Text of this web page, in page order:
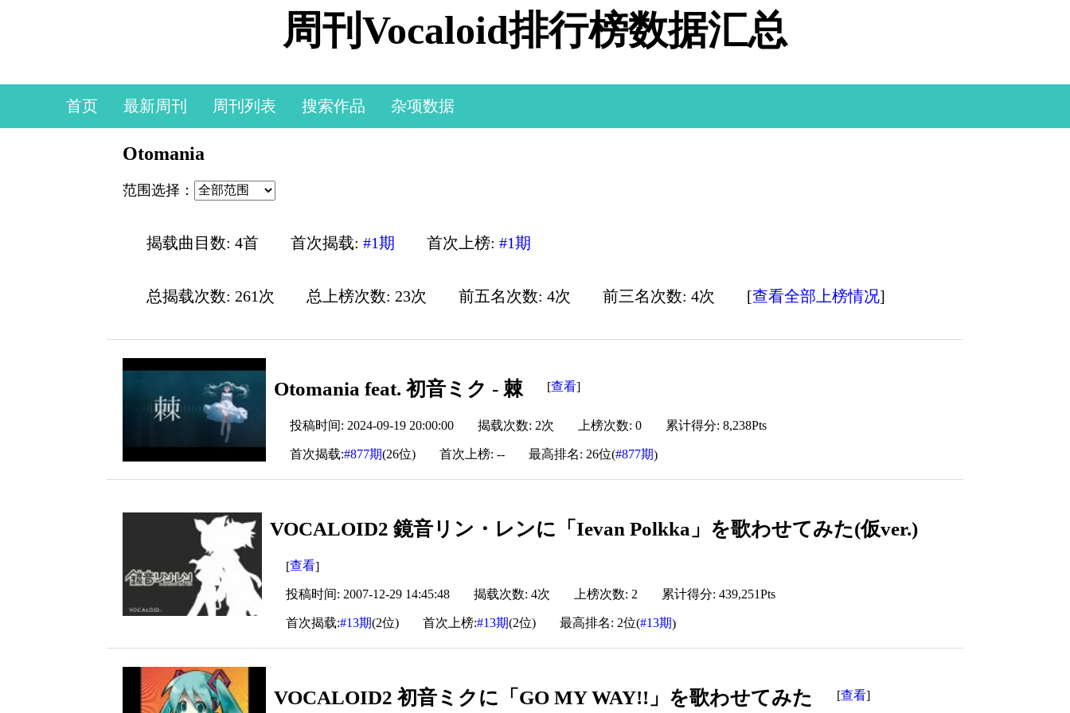
周刊Vocaloid排行榜数据汇总
首页 最新周刊 周刊列表 搜索作品 杂项数据
Otomania
范围选择：
揭载曲目数: 4首 首次揭载:#1期 首次上榜:#1期
总揭载次数: 261次 总上榜次数: 23次 前五名次数: 4次 前三名次数: 4次 [查看全部上榜情况]
Otomania feat. 初音ミク - 棘 [查看]
投稿时间: 2024-09-19 20:00:00 揭载次数: 2次 上榜次数: 0 累计得分: 8,238Pts
首次揭载:#877期(26位) 首次上榜: -- 最高排名: 26位(#877期)
VOCALOID2 鏡音リン・レンに「Ievan Polkka」を歌わせてみた(仮ver.)
[查看]
投稿时间: 2007-12-29 14:45:48 揭载次数: 4次 上榜次数: 2 累计得分: 439,251Pts
首次揭载:#13期(2位) 首次上榜:#13期(2位) 最高排名: 2位(#13期)
VOCALOID2 初音ミクに「GO MY WAY!!」を歌わせてみた [查看]